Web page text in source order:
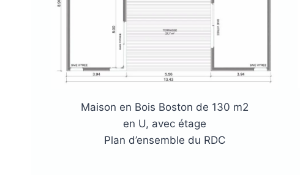
Maison en Bois Boston de 130 m2
en U, avec étage
Plan d’ensemble du RDC